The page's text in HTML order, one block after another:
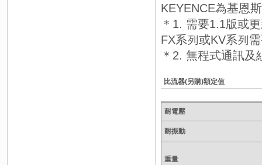
KEYENCE為基恩
＊1. 需要1.1版或
FX系列或KV系列
＊2. 無程式通訊
比流器(另購)額定值
耐電壓
耐振動
重量